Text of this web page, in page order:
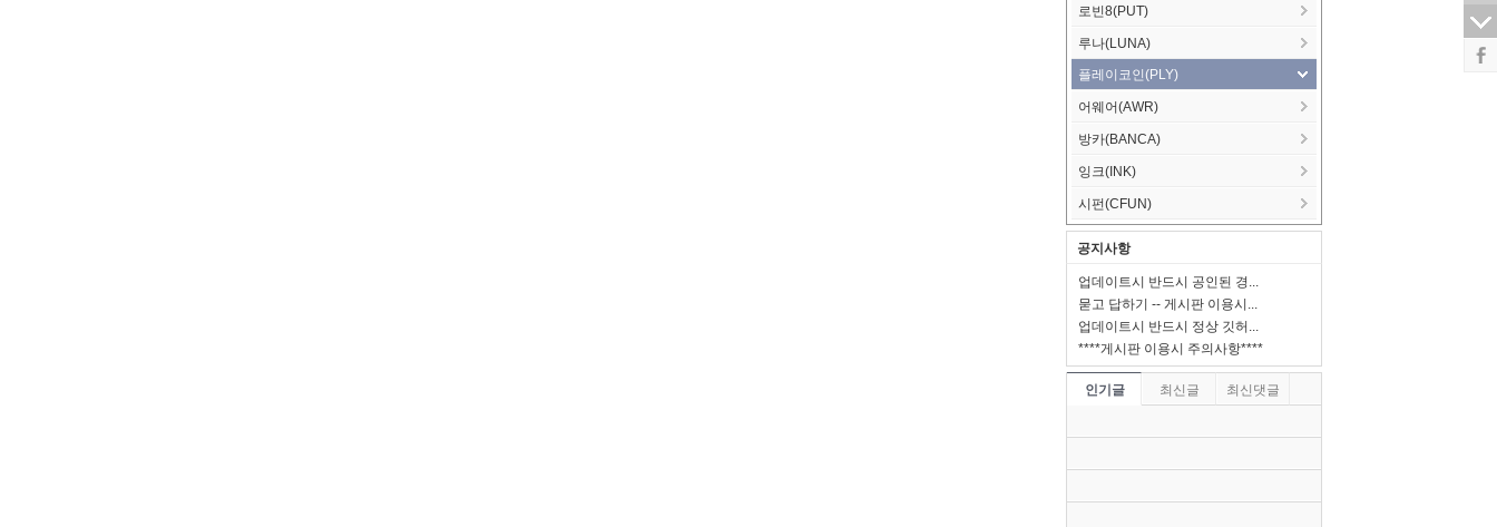
로빈8(PUT)
루나(LUNA)
플레이코인(PLY)
어웨어(AWR)
방카(BANCA)
잉크(INK)
시펀(CFUN)
공지사항
업데이트시 반드시 공인된 경...
묻고 답하기 -- 게시판 이용시...
업데이트시 반드시 정상 깃허...
****게시판 이용시 주의사항****
인기글 최신글 최신댓글